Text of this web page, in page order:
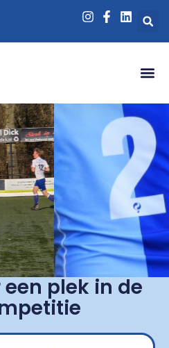
plek in de